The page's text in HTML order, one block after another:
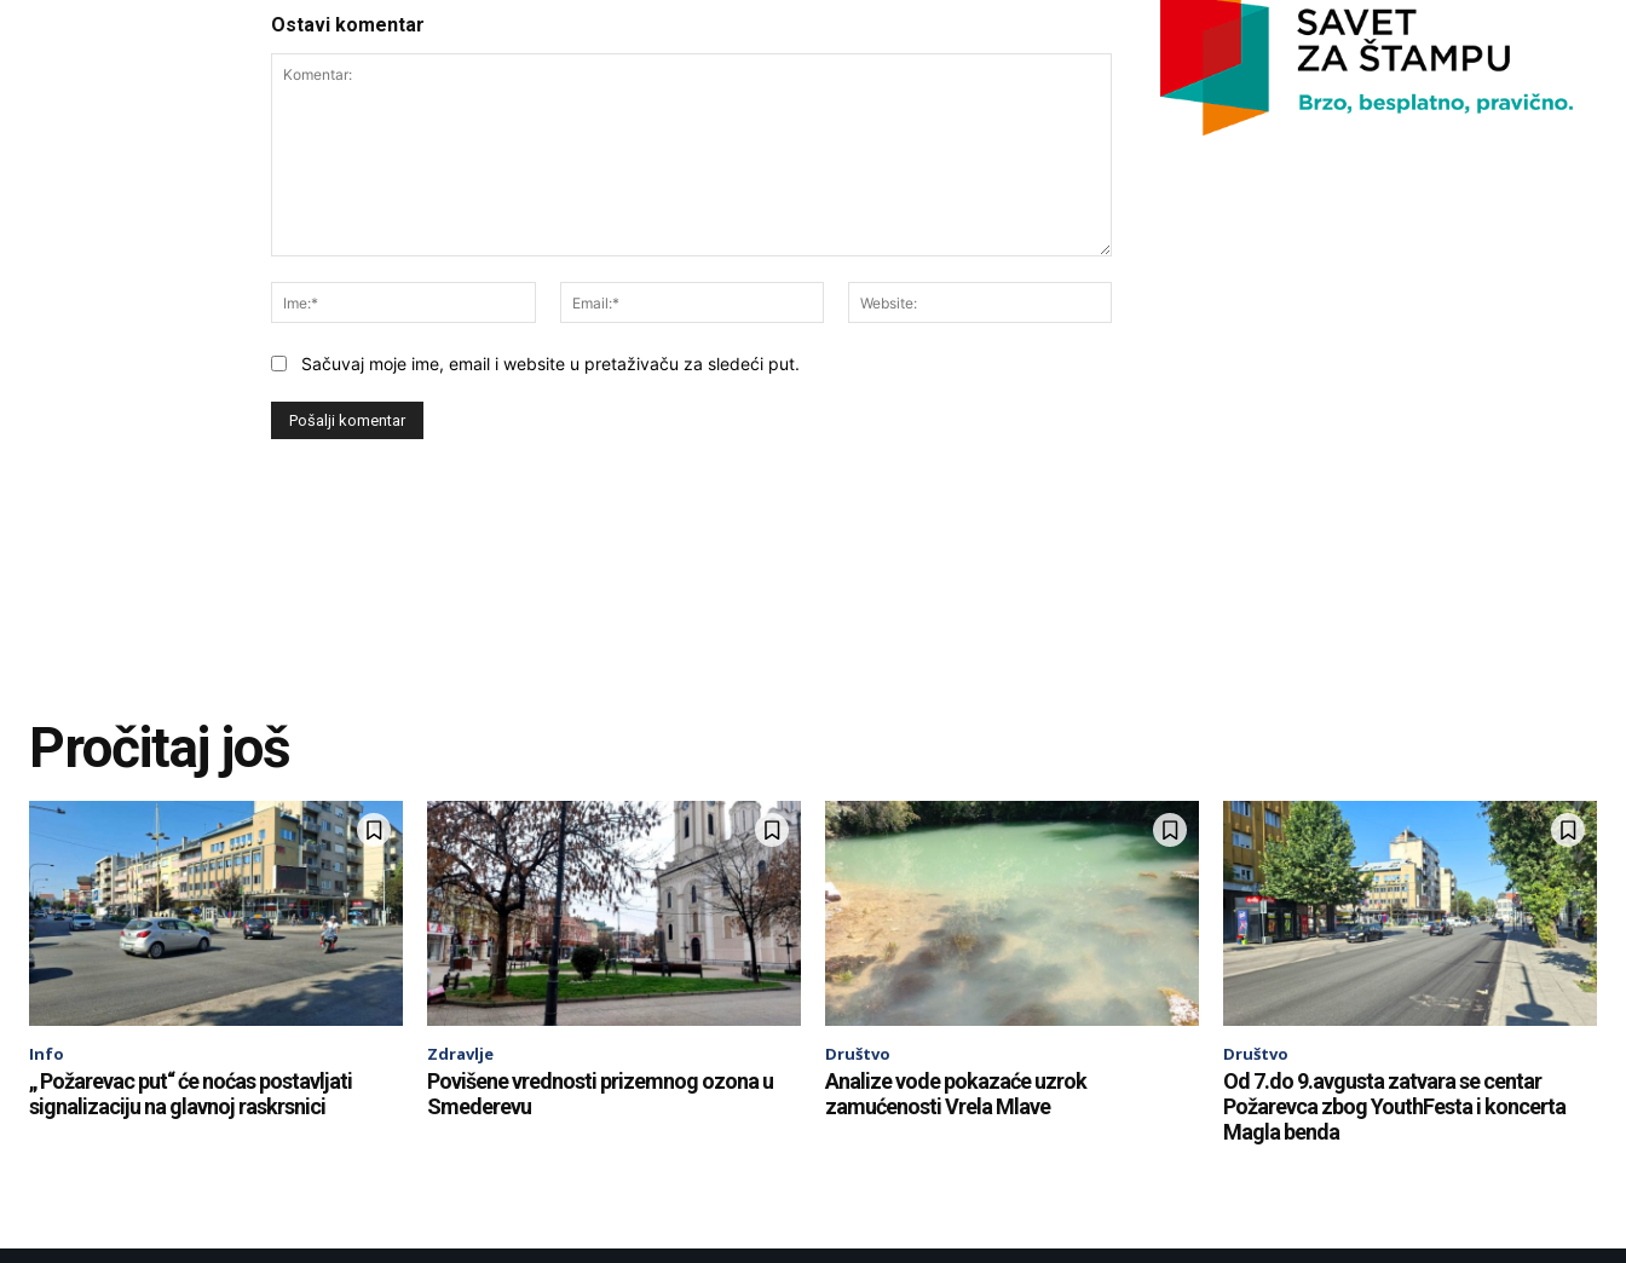
Ostavi komentar
Ime:*
Email:*
Sačuvaj moje ime, email i website u pretaživaču za sledeći put.
Pročitaj još
Info
„ Požarevac put“ će noćas postavljati
signalizaciju na glavnoj raskrsnici
Zdravlje
Povišene vrednosti prizemnog ozona u
Smederevu
Društvo
Analize vode pokazaće uzrok
zamućenosti Vrela Mlave
Društvo
Od 7.do 9.avgusta zatvara se centar
Požarevca zbog YouthFesta i koncerta
Magla benda